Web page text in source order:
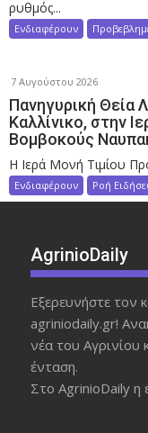
ρυθμός...
Ενδιαφέρουν
7 Αυγούστου 2026
Πανηγυρική Θεία
Καλλίνικο, στην
Βομβοκούς
Η Ιερά Μονή Τιμίου
Ενδιαφέρουν Ροή
AgrinioDaily
Εξερευνήστε τον
agriniodaily.gr!
νέα του Αγρινίου
ένταση.
Στο AgrinioDaily η